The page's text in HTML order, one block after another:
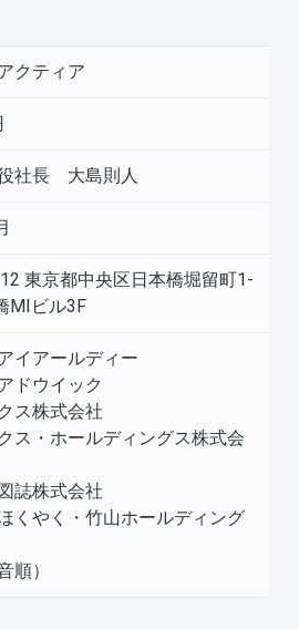
クティア
社長 大島則人
東京都中央区日本橋堀留町1-
MIビル3F
イアールディー
ドウイック
ス株式会社
ス・ホールディングス株式会
誌株式会社
くやく・竹山ホールディング
順）